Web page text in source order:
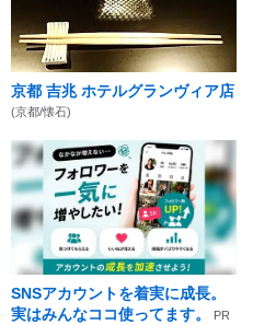
京都 吉兆 ホテルグランヴィア店
(京都/懐石)
SNSアカウントを着実に成長。
実はみんなココ使ってます。
PR